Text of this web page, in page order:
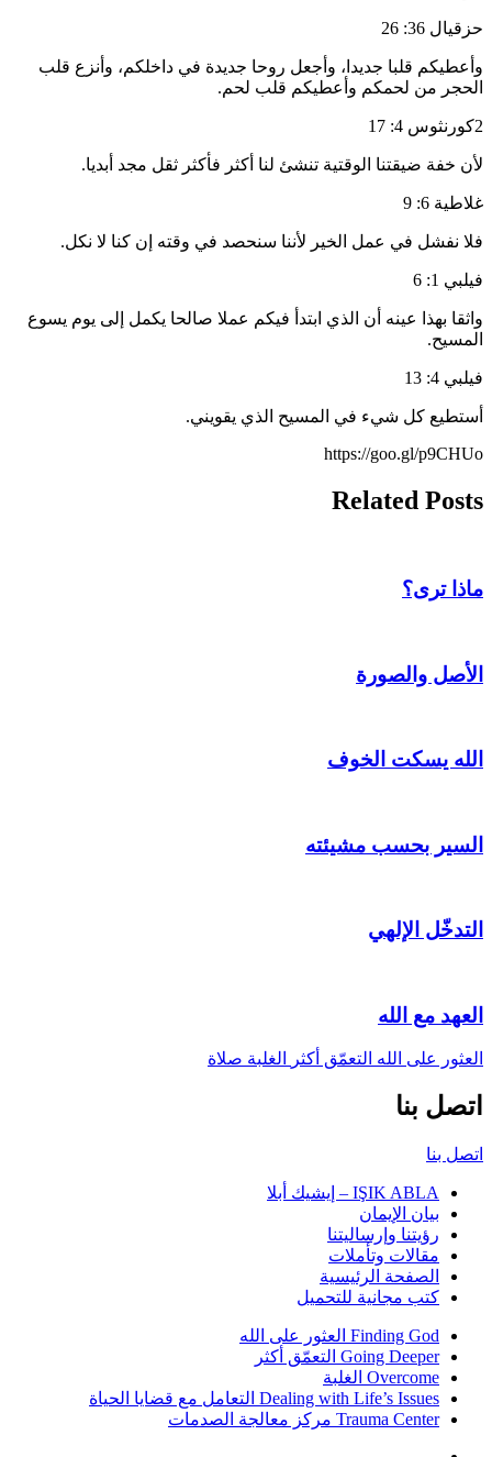
حزقيال 36: 26
وأعطيكم قلبا جديدا، وأجعل روحا جديدة في داخلكم، وأنزع قلب
الحجر من لحمكم وأعطيكم قلب لحم.
2كورنثوس 4: 17
لأن خفة ضيقتنا الوقتية تنشئ لنا أكثر فأكثر ثقل مجد أبديا.
غلاطية 6: 9
فلا نفشل في عمل الخير لأننا سنحصد في وقته إن كنا لا نكل.
فيلبي 1: 6
واثقا بهذا عينه أن الذي ابتدأ فيكم عملا صالحا يكمل إلى يوم يسوع
المسيح.
فيلبي 4: 13
أستطيع كل شيء في المسيح الذي يقويني.
https://goo.gl/p9CHUo
Related Posts
ماذا ترى؟
الأصل والصورة
الله يسكت الخوف
السير بحسب مشيئته
التدخّل الإلهي
العهد مع الله
العثور على الله التعمّق أكثر الغلبة صلاة
اتصل بنا
اتصل بنا
IŞIK ABLA – إيشيك أبلا
بيان الإيمان
رؤيتنا وإرساليتنا
مقالات وتأملات
الصفحة الرئيسية
كتب مجانية للتحميل
Finding God العثور على الله
Going Deeper التعمّق أكثر
Overcome الغلبة
Dealing with Life’s Issues التعامل مع قضايا الحياة
Trauma Center مركز معالجة الصدمات